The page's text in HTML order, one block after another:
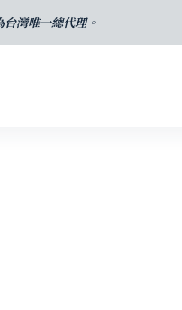
灣唯一總代理。